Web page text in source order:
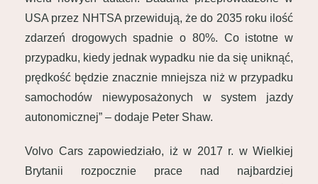
USA przez NHTSA przewidują, że do 2035 roku ilość
zdarzeń drogowych spadnie o 80%. Co istotne w
przypadku, kiedy jednak wypadku nie da się uniknąć,
prędkość będzie znacznie mniejsza niż w przypadku
samochodów niewyposażonych w system jazdy
autonomicznej” – dodaje Peter Shaw.
Volvo Cars zapowiedziało, iż w 2017 r. w Wielkiej
Brytanii rozpocznie prace nad najbardziej